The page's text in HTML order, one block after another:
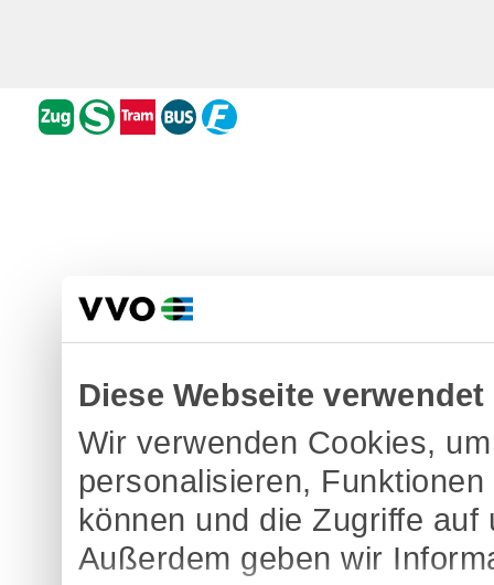
Diese Webseite
Wir verwenden Cookies,
personalisieren,
können und die Zugriffe
Außerdem geben wir